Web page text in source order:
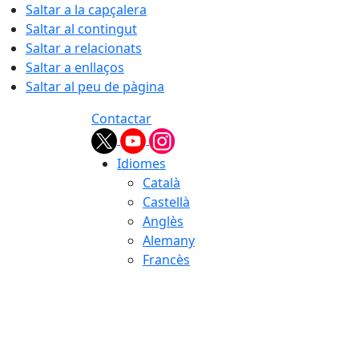
Saltar a la capçalera
Saltar al contingut
Saltar a relacionats
Saltar a enllaços
Saltar al peu de pàgina
Contactar
Idiomes
Català
Castellà
Anglès
Alemany
Francès